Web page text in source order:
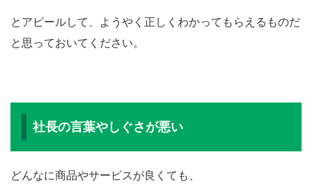
とアピールして、ようやく正しくわかってもらえるものだ
と思っておいてください。
社長の言葉やしぐさが悪い
どんなに商品やサービスが良くても、